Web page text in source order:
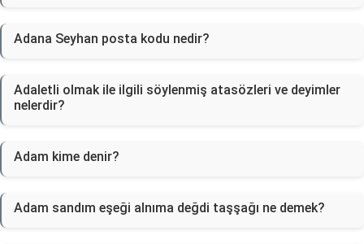
Adana Seyhan posta kodu nedir?
Adaletli olmak ile ilgili söylenmiş atasözleri ve deyimler
nelerdir?
Adam kime denir?
Adam sandım eşeği alnıma değdi taşşağı ne demek?